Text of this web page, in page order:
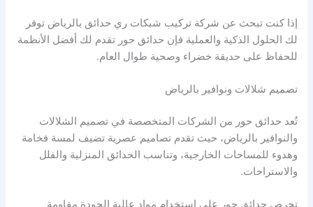
إذا كنت تبحث عن شركة تركيب شبكات ري حدائق بالرياض توفر
لك الحلول الذكية والعملية فإن حدائق حور تقدم لك أفضل الأنظمة
للحفاظ على حديقة خضراء وصحية طوال العام.
تصميم شلالات ونوافير بالرياض
تُعد حدائق حور من الشركات المتخصصة في تصميم الشلالات
والنوافير بالرياض، حيث تقدم تصاميم عصرية تضيف لمسة فخامة
وهدوء للمساحات الخارجية، وتناسب الحدائق المنزلية والفلل
والاستراحات.